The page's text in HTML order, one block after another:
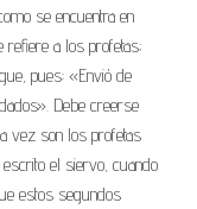
se encuentra en
refiere a los profetas;
pues: «Envió de
Debe creerse
vez son los profetas
el siervo, cuando
estos segundos